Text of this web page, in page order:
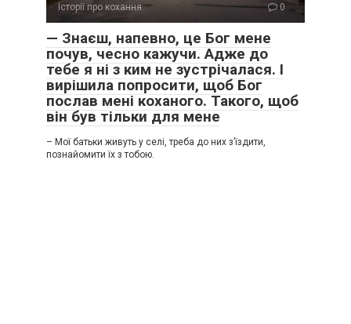
Історії про кохання 0
— Знаєш, напевно, це Бог мене
почув, чесно кажучи. Адже до
тебе я ні з ким не зустрічалася. І
вирішила попросити, щоб Бог
послав мені коханого. Такого, щоб
він був тільки для мене
– Мої батьки живуть у селі, треба до них з’їздити,
познайомити їх з тобою.